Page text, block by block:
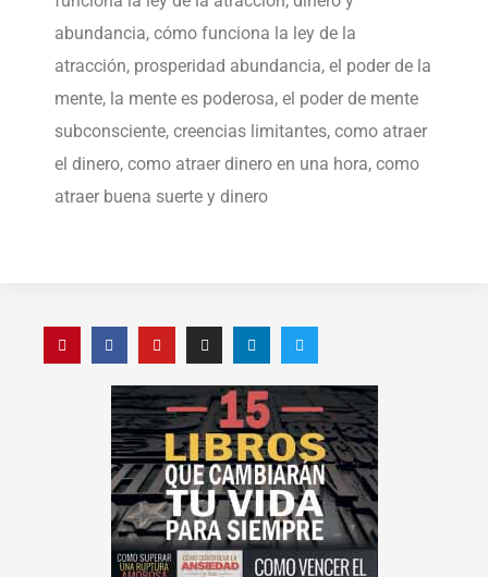
abundancia, cómo funciona la ley de la
atracción, prosperidad abundancia, el poder de la
mente, la mente es poderosa, el poder de mente
subconsciente, creencias limitantes, como atraer
el dinero, como atraer dinero en una hora, como
atraer buena suerte y dinero